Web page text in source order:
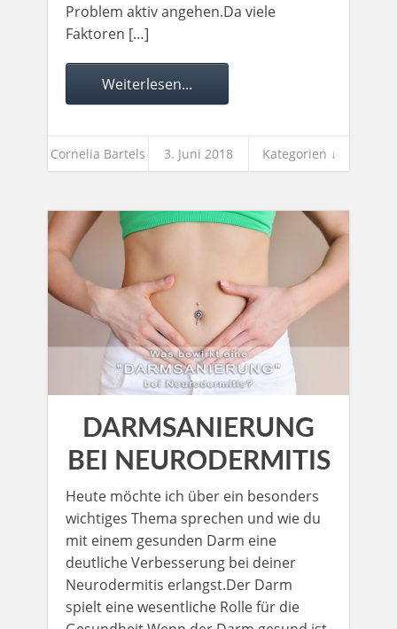
Problem aktiv angehen.Da viele
Faktoren […]
Weiterlesen...
Cornelia Bartels 3. Juni 2018 Kategorien ↓
DARMSANIERUNG
BEI NEURODERMITIS
Heute möchte ich über ein besonders
wichtiges Thema sprechen und wie du
mit einem gesunden Darm eine
deutliche Verbesserung bei deiner
Neurodermitis erlangst.Der Darm
spielt eine wesentliche Rolle für die